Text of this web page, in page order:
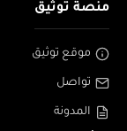
منصة توثيق
موقع توثيق
تواصل
المدونة